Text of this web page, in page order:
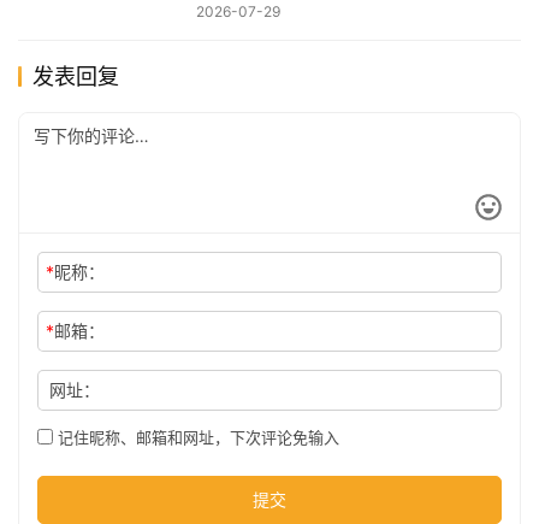
2026-07-29
发表回复
*昵称：
*邮箱：
网址：
记住昵称、邮箱和网址，下次评论免输入
提交